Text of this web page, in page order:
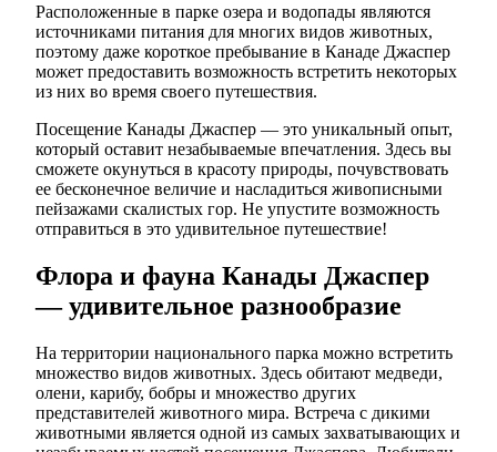
Расположенные в парке озера и водопады являются
источниками питания для многих видов животных,
поэтому даже короткое пребывание в Канаде Джаспер
может предоставить возможность встретить некоторых
из них во время своего путешествия.
Посещение Канады Джаспер — это уникальный опыт,
который оставит незабываемые впечатления. Здесь вы
сможете окунуться в красоту природы, почувствовать
ее бесконечное величие и насладиться живописными
пейзажами скалистых гор. Не упустите возможность
отправиться в это удивительное путешествие!
Флора и фауна Канады Джаспер
— удивительное разнообразие
На территории национального парка можно встретить
множество видов животных. Здесь обитают медведи,
олени, карибу, бобры и множество других
представителей животного мира. Встреча с дикими
животными является одной из самых захватывающих и